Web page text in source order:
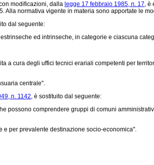
modificazioni, dalla legge 17 febbraio 1985, n. 17, è
normativa vigente in materia sono apportate le
dal seguente:
ed intrinseche, in categorie e ciascuna
a cura degli uffici tecnici erariali competenti per
centrale".
n. 1142, è sostituito dal seguente:
possono comprendere gruppi di comuni
per prevalente destinazione socio-economica".